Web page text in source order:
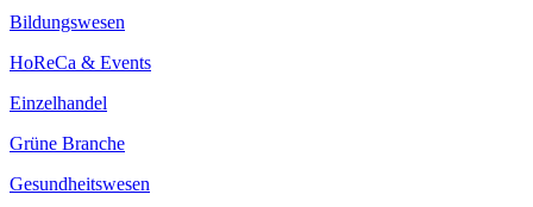
Bildungswesen
HoReCa & Events
Einzelhandel
Grüne Branche
Gesundheitswesen